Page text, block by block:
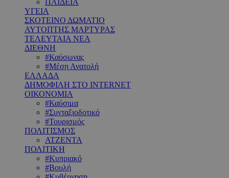
ΠΑΙΔΕΙΑ
ΥΓΕΙΑ
ΣΚΟΤΕΙΝΟ ΔΩΜΑΤΙΟ
ΑΥΤΟΠΤΗΣ ΜΑΡΤΥΡΑΣ
ΤΕΛΕΥΤΑΙΑ ΝΕΑ
ΔΙΕΘΝΗ
#Καύσωνας
#Μέση Ανατολή
ΕΛΛΑΔΑ
ΔΗΜΟΦΙΛΗ ΣΤΟ INTERNET
ΟΙΚΟΝΟΜΙΑ
#Καύσιμα
#Συνταξιοδοτικό
#Τουρισμός
ΠΟΛΙΤΙΣΜΟΣ
ΑΤΖΕΝΤΑ
ΠΟΛΙΤΙΚΗ
#Κυπριακό
#Βουλή